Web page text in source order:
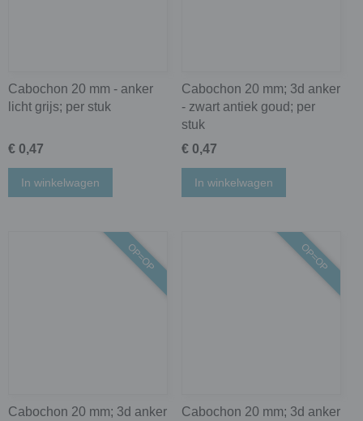
Cabochon 20 mm - anker
licht grijs; per stuk
€ 0,47
In winkelwagen
Cabochon 20 mm; 3d anker
- zwart antiek goud; per
stuk
€ 0,47
In winkelwagen
OP=OP
Cabochon 20 mm; 3d anker
OP=OP
Cabochon 20 mm; 3d anker